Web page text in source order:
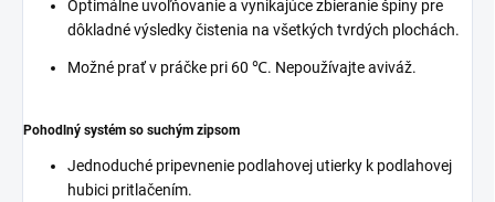
Optimálne uvoľňovanie a vynikajúce zbieranie špiny pre
dôkladné výsledky čistenia na všetkých tvrdých plochách.
Možné prať v práčke pri 60 ℃. Nepoužívajte aviváž.
Pohodlný systém so suchým zipsom
Jednoduché pripevnenie podlahovej utierky k podlahovej
hubici pritlačením.